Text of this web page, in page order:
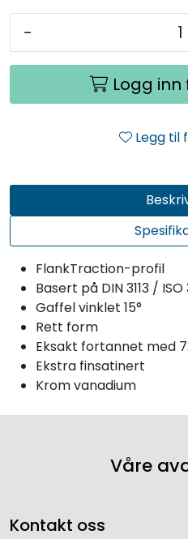
-
Logg
Legg til
FlankTraction-profil
Basert på DIN 3113 / ISO
Gaffel vinklet 15°
Rett form
Eksakt fortannet med
Ekstra finsatinert
Krom vanadium
Våre
Kontakt oss